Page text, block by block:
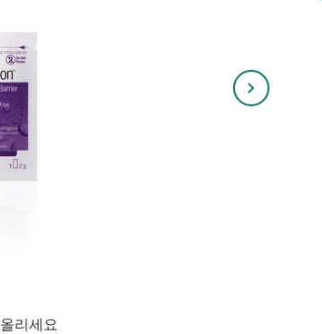
리세요